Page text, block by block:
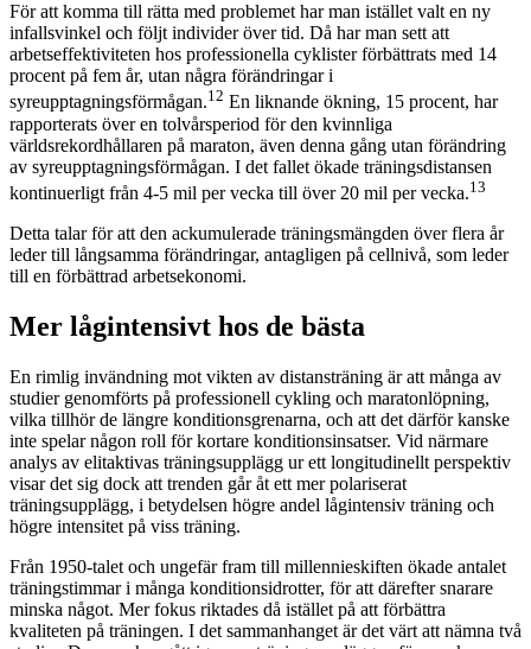
För att komma till rätta med problemet har man istället valt en ny
infallsvinkel och följt individer över tid. Då har man sett att
arbetseffektiviteten hos professionella cyklister förbättrats med 14
procent på fem år, utan några förändringar i
syreupptagningsförmågan.12 En liknande ökning, 15 procent, har
rapporterats över en tolvårsperiod för den kvinnliga
världsrekordhållaren på maraton, även denna gång utan förändring
av syreupptagningsförmågan. I det fallet ökade träningsdistansen
kontinuerligt från 4-5 mil per vecka till över 20 mil per vecka.13
Detta talar för att den ackumulerade träningsmängden över flera år
leder till långsamma förändringar, antagligen på cellnivå, som leder
till en förbättrad arbetsekonomi.
Mer lågintensivt hos de bästa
En rimlig invändning mot vikten av distansträning är att många av
studier genomförts på professionell cykling och maratonlöpning,
vilka tillhör de längre konditionsgrenarna, och att det därför kanske
inte spelar någon roll för kortare konditionsinsatser. Vid närmare
analys av elitaktivas träningsupplägg ur ett longitudinellt perspektiv
visar det sig dock att trenden går åt ett mer polariserat
träningsupplägg, i betydelsen högre andel lågintensiv träning och
högre intensitet på viss träning.
Från 1950-talet och ungefär fram till millennieskiften ökade antalet
träningstimmar i många konditionsidrotter, för att därefter snarare
minska något. Mer fokus riktades då istället på att förbättra
kvaliteten på träningen. I det sammanhanget är det värt att nämna två